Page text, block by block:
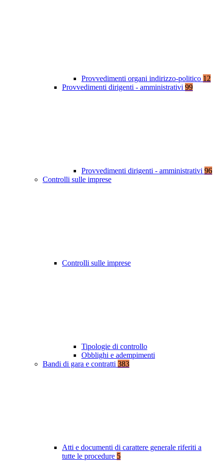
Provvedimenti organi indirizzo-politico 12
Provvedimenti dirigenti - amministrativi 99
Provvedimenti dirigenti - amministrativi 96
Controlli sulle imprese
Controlli sulle imprese
Tipologie di controllo
Obblighi e adempimenti
Bandi di gara e contratti 383
Atti e documenti di carattere generale riferiti a
tutte le procedure 5